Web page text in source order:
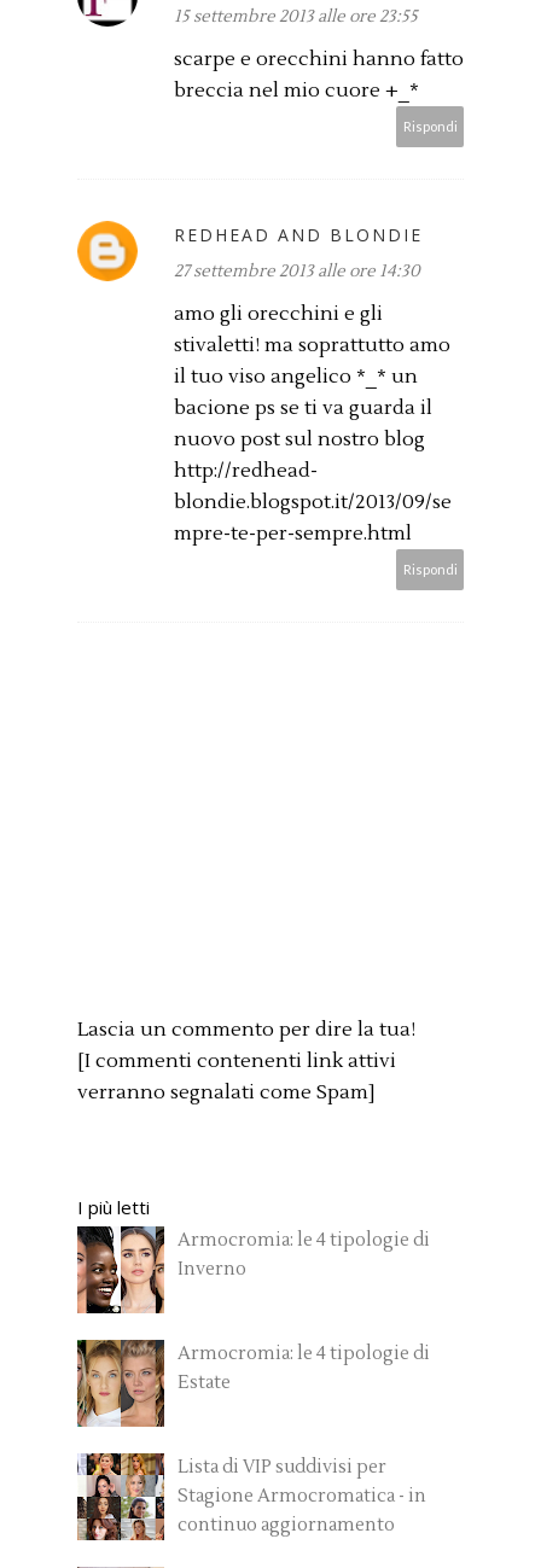
15 settembre 2013 alle ore 23:55
scarpe e orecchini hanno fatto
breccia nel mio cuore +_*
Rispondi
REDHEAD AND BLONDIE
27 settembre 2013 alle ore 14:30
amo gli orecchini e gli
stivaletti! ma soprattutto amo
il tuo viso angelico *_* un
bacione ps se ti va guarda il
nuovo post sul nostro blog
http://redhead-
blondie.blogspot.it/2013/09/se
mpre-te-per-sempre.html
Rispondi
Lascia un commento per dire la tua!
[I commenti contenenti link attivi
verranno segnalati come Spam]
I più letti
Armocromia: le 4 tipologie di
Inverno
Armocromia: le 4 tipologie di
Estate
Lista di VIP suddivisi per
Stagione Armocromatica - in
continuo aggiornamento